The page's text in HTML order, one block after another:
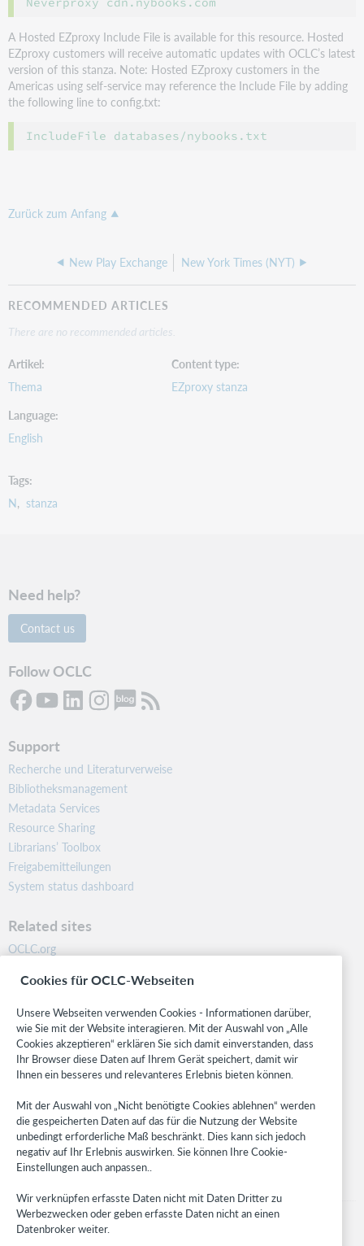
A Hosted EZproxy Include File is available for this resource. Hosted
EZproxy customers will receive automatic updates with OCLC’s latest
version of this stanza. Note: Hosted EZproxy customers in the
Americas using self-service may reference the Include File by adding
the following line to config.txt:
Zurück zum Anfang
New Play Exchange New York Times (NYT)
RECOMMENDED ARTICLES
There are no recommended articles.
Artikel
Thema
Content type
EZproxy stanza
Language
English
Tags
N
stanza
Need help?
Contact us
Follow OCLC
Support
Recherche und Literaturverweise
Bibliotheksmanagement
Metadata Services
Resource Sharing
Librarians’ Toolbox
Freigabemitteilungen
System status dashboard
Related sites
OCLC.org
Community
Research
WebJunction
Developer Network
Get the latest product updates, research, events, and much more—
right to your inbox.
Subscribe now
Cookies für OCLC-Webseiten
Unsere Webseiten verwenden Cookies - Informationen darüber,
wie Sie mit der Website interagieren. Mit der Auswahl von „Alle
Cookies akzeptieren“ erklären Sie sich damit einverstanden, dass
Ihr Browser diese Daten auf Ihrem Gerät speichert, damit wir
Ihnen ein besseres und relevanteres Erlebnis bieten können.
Mit der Auswahl von „Nicht benötigte Cookies ablehnen“ werden
die gespeicherten Daten auf das für die Nutzung der Website
unbedingt erforderliche Maß beschränkt. Dies kann sich jedoch
negativ auf Ihr Erlebnis auswirken. Sie können Ihre Cookie-
Einstellungen auch anpassen..
Wir verknüpfen erfasste Daten nicht mit Daten Dritter zu
Werbezwecken oder geben erfasste Daten nicht an einen
Datenbroker weiter.